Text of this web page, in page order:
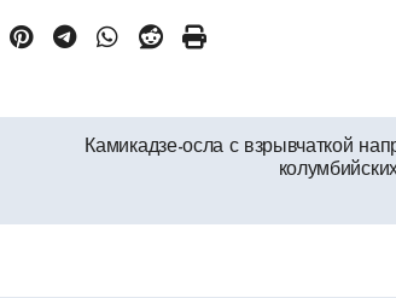
Камикадзе-осла с взрывчаткой